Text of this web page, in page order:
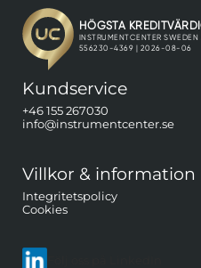
Kundservice
+46 155 267030
info@instrumentcenter.se
Villkor & information
Integritetspolicy
Cookies